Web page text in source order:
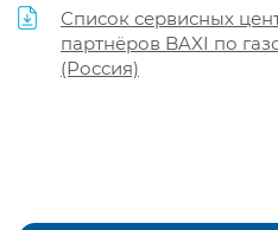
Список сервисных
партнёров BAXI по
(Россия)